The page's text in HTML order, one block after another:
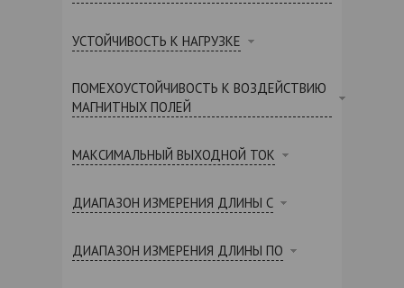
УСТОЙЧИВОСТЬ К НАГРУЗКЕ
ПОМЕХОУСТОЙЧИВОСТЬ К ВОЗДЕЙСТВИЮ
МАГНИТНЫХ ПОЛЕЙ
МАКСИМАЛЬНЫЙ ВЫХОДНОЙ ТОК
ДИАПАЗОН ИЗМЕРЕНИЯ ДЛИНЫ С
ДИАПАЗОН ИЗМЕРЕНИЯ ДЛИНЫ ПО